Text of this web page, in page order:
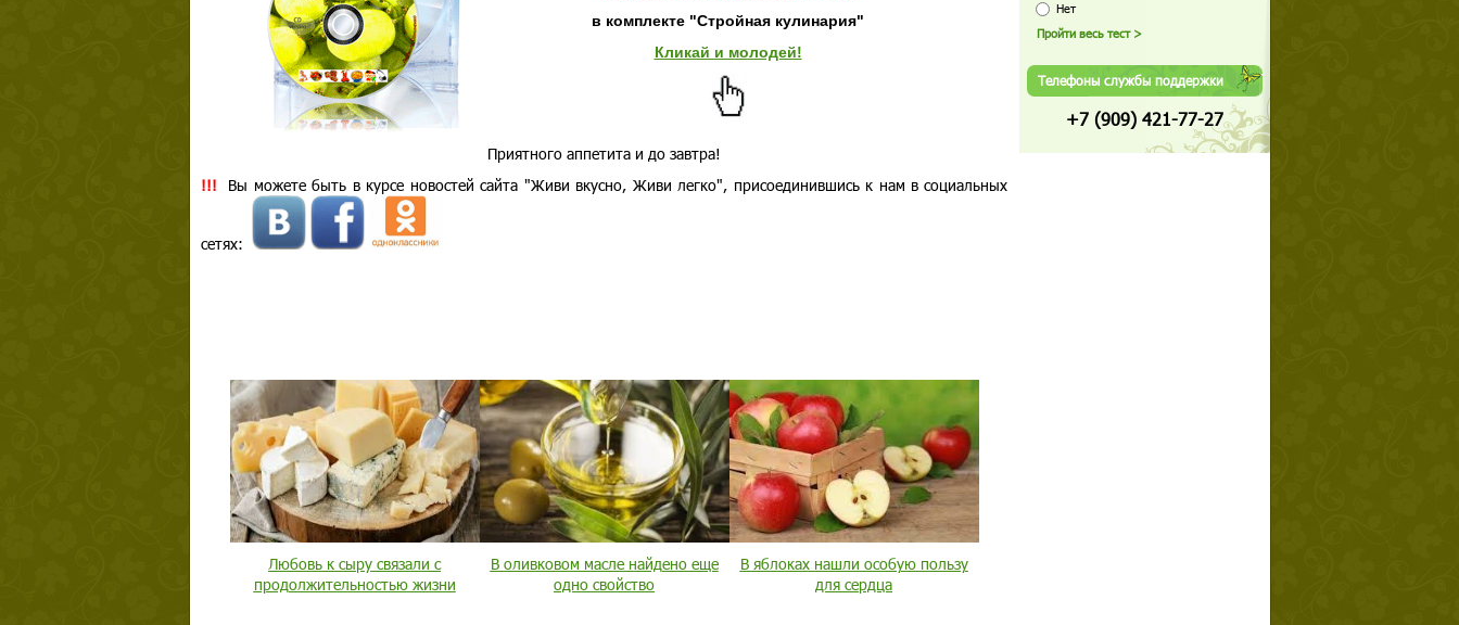
в комплекте "Стройная кулинария"
Кликай и молодей!
Приятного аппетита и до завтра!
!!! Вы можете быть в курсе новостей сайта "Живи вкусно, Живи легко", присоединившись к нам в социальных
сетях:
Любовь к сыру связали с
продолжительностью жизни
В оливковом масле найдено еще
одно свойство
В яблоках нашли особую пользу
для сердца
Нет
Телефоны службы поддержки
+7 (909) 421-77-27